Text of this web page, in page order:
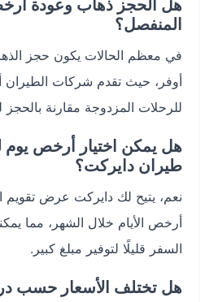
هل الحجز ذهاب وعودة أرخص
المنفصل؟
في معظم الحالات يكون حجز الذهاب
أوفر، حيث تقدم شركات الطيران
للرحلات المزدوجة مقارنة بالحجز لكل
هل يمكن اختيار أرخص يوم
طيران دايركت؟
نعم، يتيح لك دايركت عرض تقويم
أرخص الأيام خلال الشهر، مما يمكنك
السفر قليلًا لتوفير مبلغ كبير.
هل تختلف الأسعار حسب درجة